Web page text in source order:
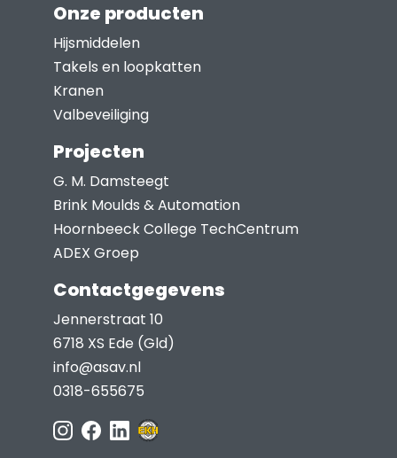
productpagina
Onze producten
Hijsmiddelen
Takels en loopkatten
Kranen
Valbeveiliging
Projecten
G. M. Damsteegt
Brink Moulds & Automation
Hoornbeeck College TechCentrum
ADEX Groep
Contactgegevens
Jennerstraat 10
6718 XS Ede (Gld)
info@asav.nl
0318-655675